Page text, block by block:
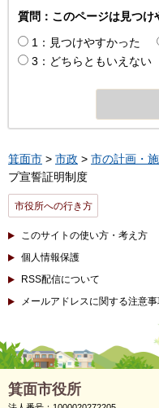
質問：このページは見つけ
1：見つけやすかった
3：どちらともいえない
箕面市 > 市政 > 市の計画・
プ宣誓証明制度
市役所への行き方
このサイトの使い方・考え方
個人情報保護
RSS配信について
メールアドレスに関する注意
箕面市役所